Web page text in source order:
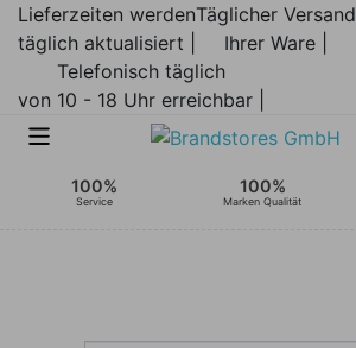
Lieferzeiten werden
täglich aktualisiert |
Täglicher Versand
Ihrer Ware |
Telefonisch täglich
von 10 - 18 Uhr erreichbar |
100%
Service
100%
Marken Qualität